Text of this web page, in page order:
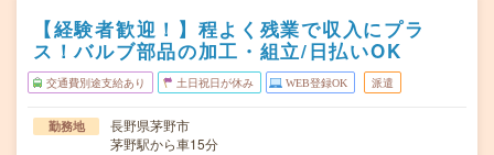
【経験者歓迎！】程よく残業で収入にプラ
ス！バルブ部品の加工・組立/日払いOK
交通費別途支給あり 土日祝日が休み WEB登録OK 派遣
勤務地
長野県茅野市
茅野駅から車15分